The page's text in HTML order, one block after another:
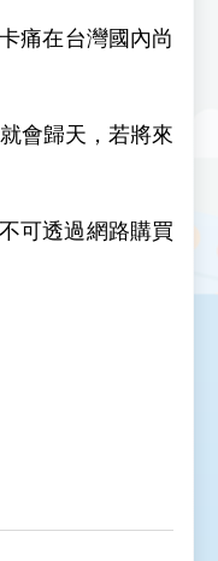
痛在台灣國內尚
會歸天，若將來
可透過網路購買